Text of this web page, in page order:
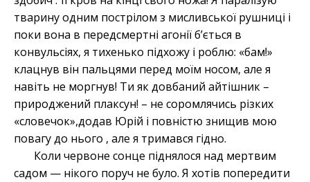
тварину одним пострілом з мисливської рушниці і
поки вона в передсмертні агонії б’ється в
конвульсіях, я тихенько підхожу і роблю: «бам!»
клацнув він пальцями перед моїм носом, але я
навіть не моргнув! Ти як довбаний айтішник –
природжений плаксун! – не соромлячись різких
«словечок»,додав Юрій і повністю знищив мою
повагу до нього , але я тримався гідно.
Коли червоне сонце піднялося над мертвим
садом — нікого поруч не було. Я хотів попередити